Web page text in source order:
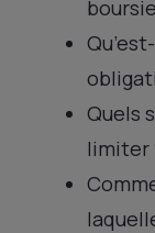
Quels
limiter